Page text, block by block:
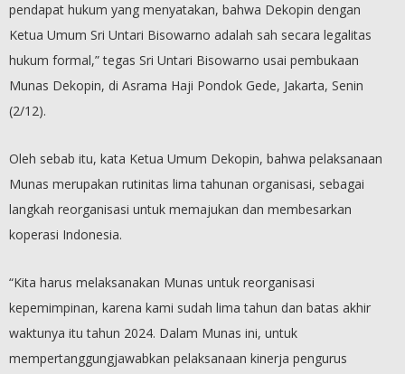
pendapat hukum yang menyatakan, bahwa Dekopin dengan
Ketua Umum Sri Untari Bisowarno adalah sah secara legalitas
hukum formal,” tegas Sri Untari Bisowarno usai pembukaan
Munas Dekopin, di Asrama Haji Pondok Gede, Jakarta, Senin
(2/12).
Oleh sebab itu, kata Ketua Umum Dekopin, bahwa pelaksanaan
Munas merupakan rutinitas lima tahunan organisasi, sebagai
langkah reorganisasi untuk memajukan dan membesarkan
koperasi Indonesia.
“Kita harus melaksanakan Munas untuk reorganisasi
kepemimpinan, karena kami sudah lima tahun dan batas akhir
waktunya itu tahun 2024. Dalam Munas ini, untuk
mempertanggungjawabkan pelaksanaan kinerja pengurus